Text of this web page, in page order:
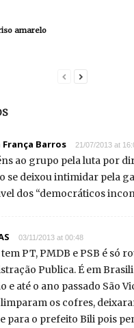
amarelo
Barros 21/07/2013 at
ao grupo pela luta por
se deixou intimidar pela
dos “democráticos
03/11/2013 at 00:48
PT, PMDB e PSB é só
Publica. É em
e até o ano passado São
os cofres,
para o prefeito Bili pois